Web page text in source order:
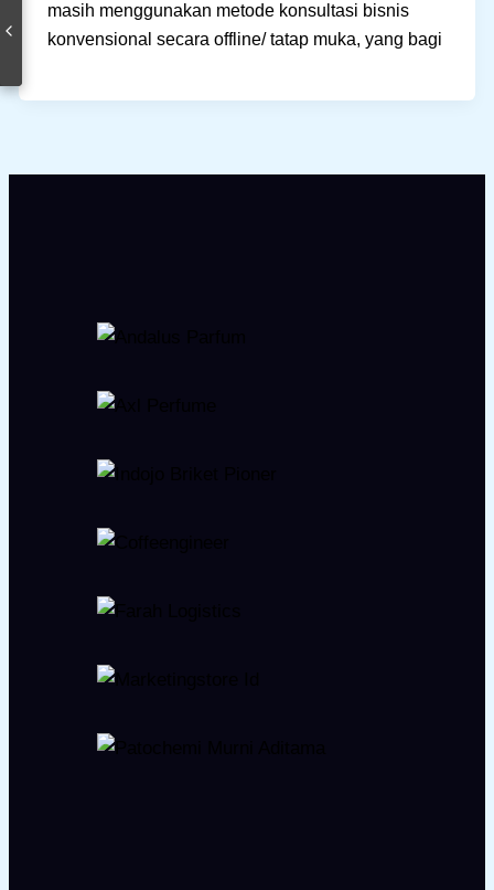
masih menggunakan metode konsultasi bisnis
konvensional secara offline/ tatap muka, yang bagi